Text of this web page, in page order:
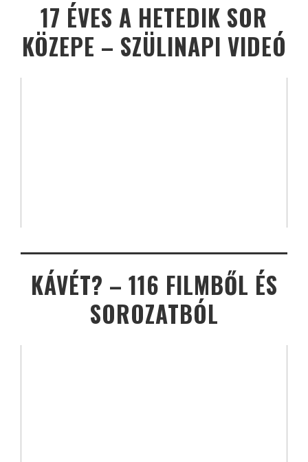
17 ÉVES A HETEDIK SOR
KÖZEPE – SZÜLINAPI VIDEÓ
KÁVÉT? – 116 FILMBŐL ÉS
SOROZATBÓL